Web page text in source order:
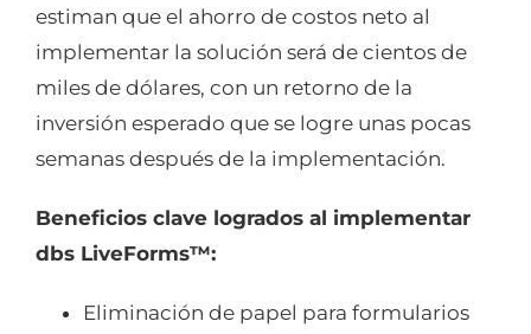
estiman que el ahorro de costos neto al
implementar la solución será de cientos de
miles de dólares, con un retorno de la
inversión esperado que se logre unas pocas
semanas después de la implementación.
Beneficios clave logrados al implementar
dbs LiveForms™:
Eliminación de papel para formularios